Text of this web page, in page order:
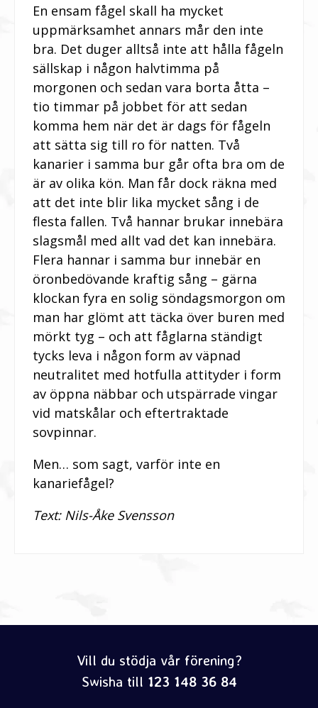
En ensam fågel skall ha mycket
uppmärksamhet annars mår den inte
bra. Det duger alltså inte att hålla fågeln
sällskap i någon halvtimma på
morgonen och sedan vara borta åtta –
tio timmar på jobbet för att sedan
komma hem när det är dags för fågeln
att sätta sig till ro för natten. Två
kanarier i samma bur går ofta bra om de
är av olika kön. Man får dock räkna med
att det inte blir lika mycket sång i de
flesta fallen. Två hannar brukar innebära
slagsmål med allt vad det kan innebära.
Flera hannar i samma bur innebär en
öronbedövande kraftig sång – gärna
klockan fyra en solig söndagsmorgon om
man har glömt att täcka över buren med
mörkt tyg – och att fåglarna ständigt
tycks leva i någon form av väpnad
neutralitet med hotfulla attityder i form
av öppna näbbar och utspärrade vingar
vid matskålar och eftertraktade
sovpinnar.
Men… som sagt, varför inte en
kanariefågel?
Text: Nils-Åke Svensson
Vill du stödja vår förening?
Swisha till 123 148 36 84